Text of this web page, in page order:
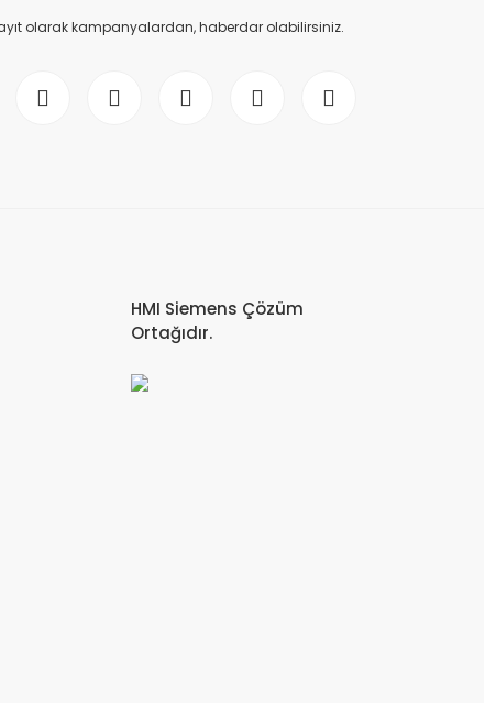
olarak kampanyalardan, haberdar olabilirsiniz.
HMI Siemens Çözüm
Ortağıdır.